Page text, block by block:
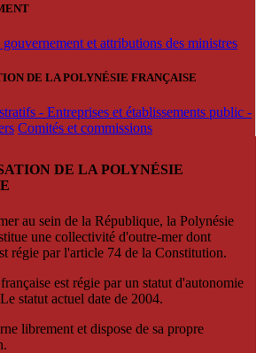
et attributions des ministres
DE LA POLYNÉSIE FRANÇAISE
- Entreprises et établissements public -
Comités et commissions
DE LA POLYNÉSIE
au sein de la République, la Polynésie
une collectivité d'outre-mer dont
régie par l'article 74 de la Constitution.
est régie par un statut d'autonomie
statut actuel date de 2004.
librement et dispose de sa propre